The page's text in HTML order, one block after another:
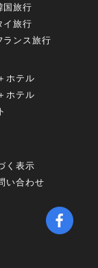
国旅行
イ旅行
ランス旅行
ホテル
ホテル
く表示
い合わせ